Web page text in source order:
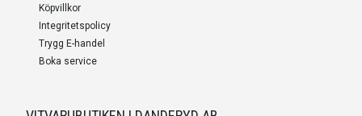
Köpvillkor
Integritetspolicy
Trygg E-handel
Boka service